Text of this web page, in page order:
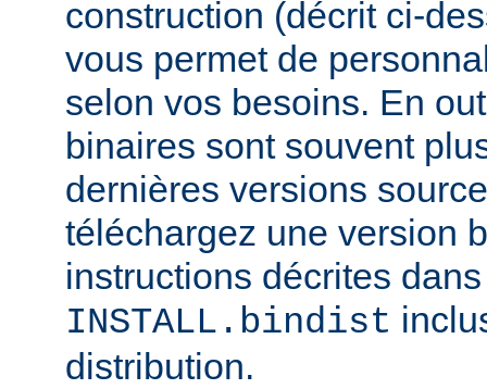
construction (décrit ci-
vous permet de
selon vos besoins. En
binaires sont souvent
dernières versions
téléchargez une version
instructions décrites
INSTALL.bindist
distribution.